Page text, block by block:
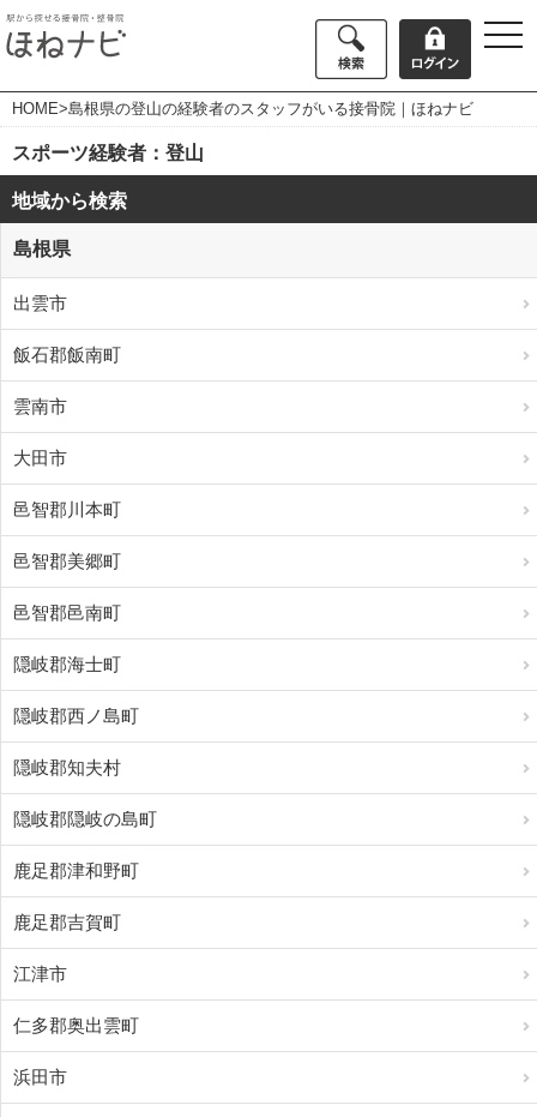
HOME>島根県の登山の経験者のスタッフがいる接骨院｜ほねナビ
スポーツ経験者：登山
地域から検索
島根県
出雲市
飯石郡飯南町
雲南市
大田市
邑智郡川本町
邑智郡美郷町
邑智郡邑南町
隠岐郡海士町
隠岐郡西ノ島町
隠岐郡知夫村
隠岐郡隠岐の島町
鹿足郡津和野町
鹿足郡吉賀町
江津市
仁多郡奥出雲町
浜田市